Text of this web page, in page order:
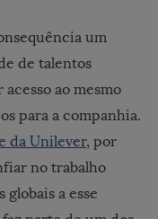
um
de talentos
ao mesmo
para a companhia.
da Unilever, por
no trabalho
a esse